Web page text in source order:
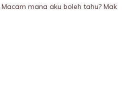
mana aku boleh tahu? Mak